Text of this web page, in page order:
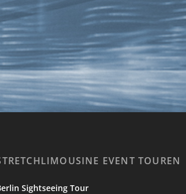
EVENT TOUREN
Sightseeing Tour